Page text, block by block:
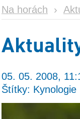
Na horách ›
05. 05. 2008,
Štítky: Kynologie